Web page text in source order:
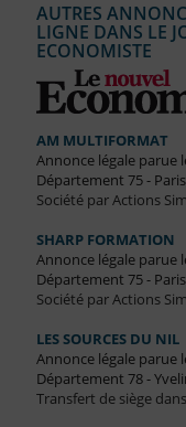
AUTRES
LIGNE DANS LE
ECONOMISTE
AM MULTIFORMAT
Annonce légale parue
Département 75 - Paris
Société par Actions
SHARP FORMATION
Annonce légale parue
Département 75 - Paris
Société par Actions
LES SOURCES DU NIL
Annonce légale parue
Département 78 -
Transfert de siège